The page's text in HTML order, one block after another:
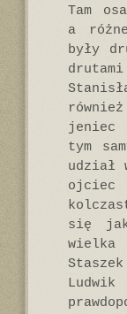
Tam
a
były
jeniec
tym
udział
ojciec
się